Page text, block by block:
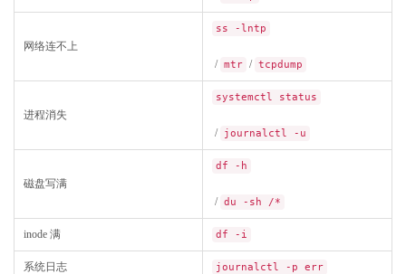
网络连不上
ss -lntp
/ mtr / tcpdump
进程消失
systemctl status
/ journalctl -u
磁盘写满
df -h
/ du -sh /*
inode 满 df -i
系统日志 journalctl -p err